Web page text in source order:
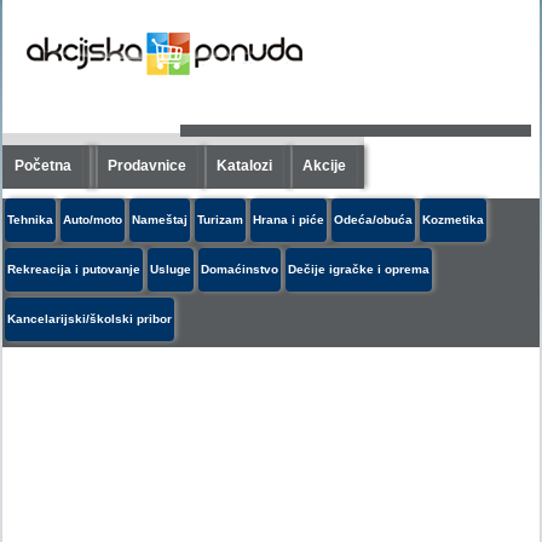
Početna Prodavnice Katalozi Akcije
Tehnika Auto/moto Nameštaj Turizam Hrana i piće Odeća/obuća Kozmetika
Rekreacija i putovanje Usluge Domaćinstvo Dečije igračke i oprema
Kancelarijski/školski pribor